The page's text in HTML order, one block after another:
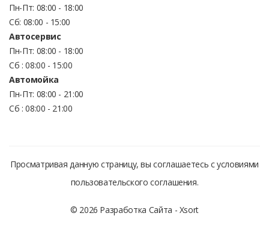
Пн-Пт: 08:00 - 18:00
Сб: 08:00 - 15:00
Автосервис
Пн-Пт: 08:00 - 18:00
Сб : 08:00 - 15:00
Автомойка
Пн-Пт: 08:00 - 21:00
Сб : 08:00 - 21:00
Просматривая данную страницу, вы соглашаетесь с условиями
пользовательского соглашения.
© 2026 Разработка Сайта - Xsort